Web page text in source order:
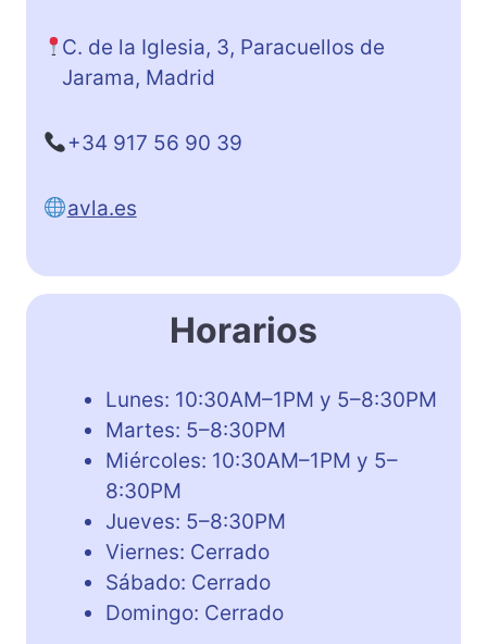
C. de la Iglesia, 3, Paracuellos de
Jarama, Madrid
+34 917 56 90 39
avla.es
Horarios
Lunes: 10:30AM–1PM y 5–8:30PM
Martes: 5–8:30PM
Miércoles: 10:30AM–1PM y 5–
8:30PM
Jueves: 5–8:30PM
Viernes: Cerrado
Sábado: Cerrado
Domingo: Cerrado